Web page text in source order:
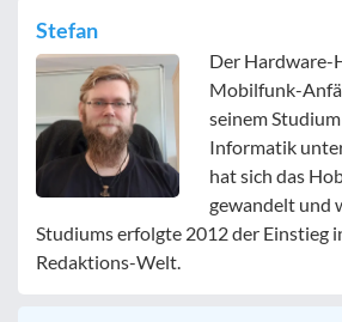
Stefan
Der Hardware-
Mobilfunk-
seinem
Informatik
hat sich das
gewandelt und
Studiums erfolgte 2012 der Einstieg
Redaktions-Welt.